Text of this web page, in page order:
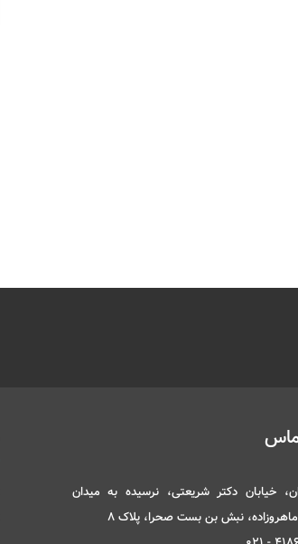
خیابان دکتر شریعتی، نرسیده به میدان
نبش بن بست صحرا، پلاک 8